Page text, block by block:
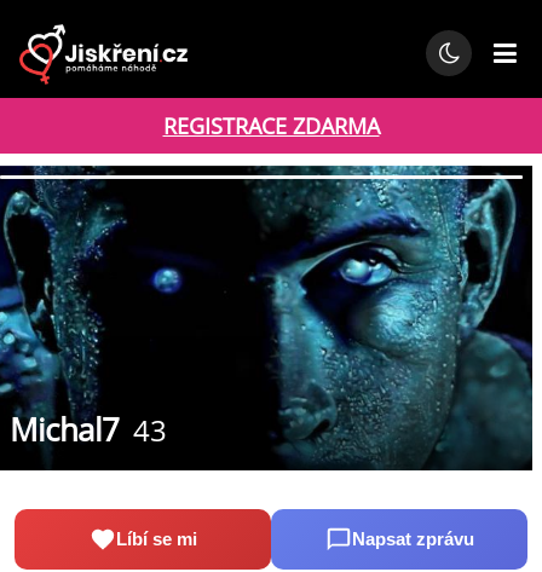
REGISTRACE ZDARMA
Michal7 43
Líbí se mi Napsat zprávu